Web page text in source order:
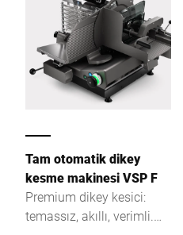
Tam otomatik dikey
kesme makinesi VSP F
Premium dikey kesici:
temassız, akıllı, verimli.